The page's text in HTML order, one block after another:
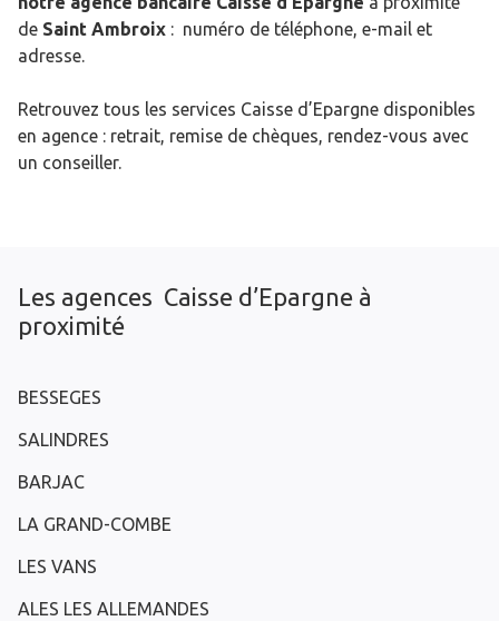
de Saint Ambroix : numéro de téléphone, e-mail et
adresse.
Retrouvez tous les services Caisse d’Epargne disponibles
en agence : retrait, remise de chèques, rendez-vous avec
un conseiller.
Les agences Caisse d’Epargne à
proximité
BESSEGES
SALINDRES
BARJAC
LA GRAND-COMBE
LES VANS
ALES LES ALLEMANDES